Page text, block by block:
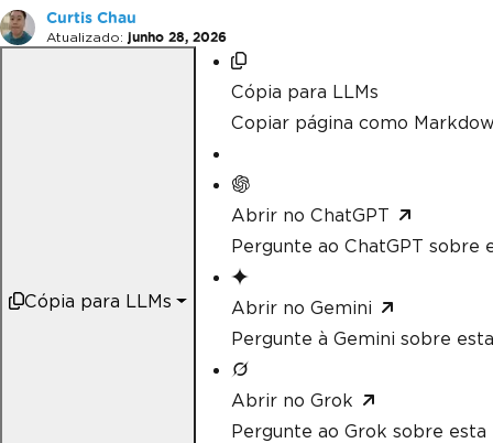
Curtis Chau
Atualizado: junho 28, 2026
Cópia para LLMs
Cópia para LLMs
Copiar página como
Abrir no ChatGPT
Pergunte ao ChatGPT sobre
Abrir no Gemini
Pergunte à Gemini sobre
Abrir no Grok
Pergunte ao Grok sobre esta